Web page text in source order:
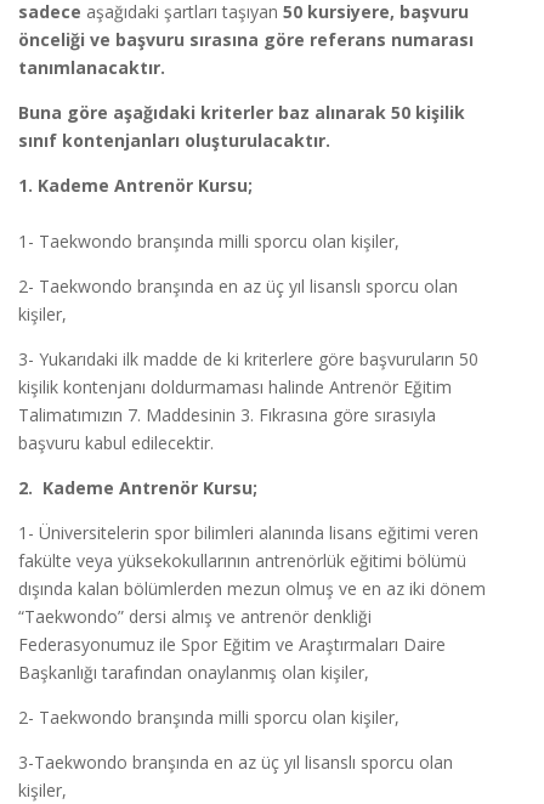
sadece aşağıdaki şartları taşıyan 50 kursiyere, başvuru
önceliği ve başvuru sırasına göre referans numarası
tanımlanacaktır.
Buna göre aşağıdaki kriterler baz alınarak 50 kişilik
sınıf kontenjanları oluşturulacaktır.
1. Kademe Antrenör Kursu;
1- Taekwondo branşında milli sporcu olan kişiler,
2- Taekwondo branşında en az üç yıl lisanslı sporcu olan
kişiler,
3- Yukarıdaki ilk madde de ki kriterlere göre başvuruların 50
kişilik kontenjanı doldurmaması halinde Antrenör Eğitim
Talimatımızın 7. Maddesinin 3. Fıkrasına göre sırasıyla
başvuru kabul edilecektir.
2. Kademe Antrenör Kursu;
1- Üniversitelerin spor bilimleri alanında lisans eğitimi veren
fakülte veya yüksekokullarının antrenörlük eğitimi bölümü
dışında kalan bölümlerden mezun olmuş ve en az iki dönem
“Taekwondo” dersi almış ve antrenör denkliği
Federasyonumuz ile Spor Eğitim ve Araştırmaları Daire
Başkanlığı tarafından onaylanmış olan kişiler,
2- Taekwondo branşında milli sporcu olan kişiler,
3-Taekwondo branşında en az üç yıl lisanslı sporcu olan
kişiler,